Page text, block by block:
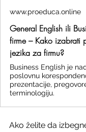
www.proeduca.online
General English ili
firme – Kako izabrati
jezika za firmu?
Business English je
poslovnu
prezentacije,
terminologiju.
Ako želite da